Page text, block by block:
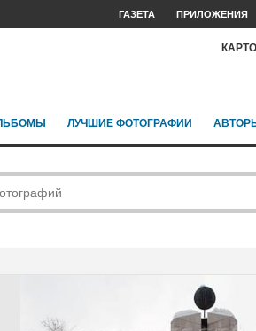
ГАЗЕТА ПРИЛОЖЕНИЯ
ЛУЧШИЕ ФОТОГРАФИИ